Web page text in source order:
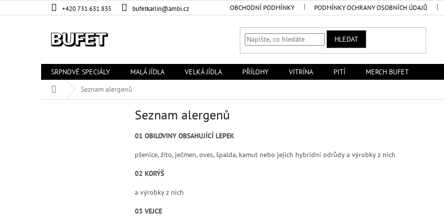
na
+420 731 631 835 bufetkarlin@ambi.cz OBCHODNÍ PODMÍNKY PODMÍNKY OCHRANY OSOBNÍCH ÚDAJŮ
HLEDAT
SRPNOVÉ SPECIÁLY MALÁ JÍDLA VELKÁ JÍDLA PŘÍLOHY VITRÍNA PITÍ
MERCH BUFET
Domů
Seznam alergenů
Seznam alergenů
01 OBILOVINY OBSAHUJÍCÍ LEPEK
pšenice, žito, ječmen, oves, špalda, kamut nebo jejich hybridní odrůdy a výrobky z nich
02 KORÝŠ
a výrobky z nich
03 VEJCE